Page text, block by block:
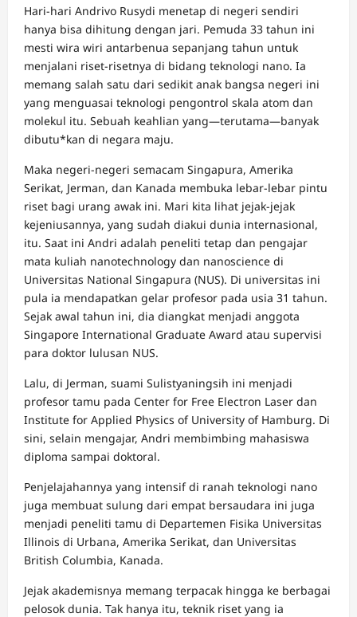
Hari-hari Andrivo Rusydi menetap di negeri sendiri
hanya bisa dihitung dengan jari. Pemuda 33 tahun ini
mesti wira wiri antarbenua sepanjang tahun untuk
menjalani riset-risetnya di bidang teknologi nano. Ia
memang salah satu dari sedikit anak bangsa negeri ini
yang menguasai teknologi pengontrol skala atom dan
molekul itu. Sebuah keahlian yang—terutama—banyak
dibutu*kan di negara maju.
Maka negeri-negeri semacam Singapura, Amerika
Serikat, Jerman, dan Kanada membuka lebar-lebar pintu
riset bagi urang awak ini. Mari kita lihat jejak-jejak
kejeniusannya, yang sudah diakui dunia internasional,
itu. Saat ini Andri adalah peneliti tetap dan pengajar
mata kuliah nanotechnology dan nanoscience di
Universitas National Singapura (NUS). Di universitas ini
pula ia mendapatkan gelar profesor pada usia 31 tahun.
Sejak awal tahun ini, dia diangkat menjadi anggota
Singapore International Graduate Award atau supervisi
para doktor lulusan NUS.
Lalu, di Jerman, suami Sulistyaningsih ini menjadi
profesor tamu pada Center for Free Electron Laser dan
Institute for Applied Physics of University of Hamburg. Di
sini, selain mengajar, Andri membimbing mahasiswa
diploma sampai doktoral.
Penjelajahannya yang intensif di ranah teknologi nano
juga membuat sulung dari empat bersaudara ini juga
menjadi peneliti tamu di Departemen Fisika Universitas
Illinois di Urbana, Amerika Serikat, dan Universitas
British Columbia, Kanada.
Jejak akademisnya memang terpacak hingga ke berbagai
pelosok dunia. Tak hanya itu, teknik riset yang ia